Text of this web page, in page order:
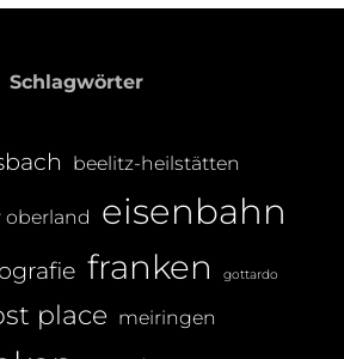
Schlagwörter
beelitz-heilstätten
oberland eisenbahn
franken gottardo
place meiringen